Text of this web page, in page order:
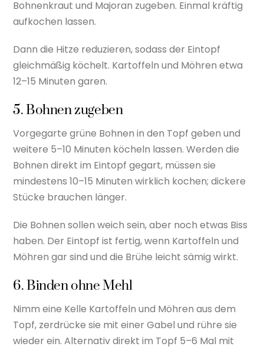
Bohnenkraut und Majoran zugeben. Einmal kräftig
aufkochen lassen.
Dann die Hitze reduzieren, sodass der Eintopf
gleichmäßig köchelt. Kartoffeln und Möhren etwa
12–15 Minuten garen.
5. Bohnen zugeben
Vorgegarte grüne Bohnen in den Topf geben und
weitere 5–10 Minuten köcheln lassen. Werden die
Bohnen direkt im Eintopf gegart, müssen sie
mindestens 10–15 Minuten wirklich kochen; dickere
Stücke brauchen länger.
Die Bohnen sollen weich sein, aber noch etwas Biss
haben. Der Eintopf ist fertig, wenn Kartoffeln und
Möhren gar sind und die Brühe leicht sämig wirkt.
6. Binden ohne Mehl
Nimm eine Kelle Kartoffeln und Möhren aus dem
Topf, zerdrücke sie mit einer Gabel und rühre sie
wieder ein. Alternativ direkt im Topf 5–6 Mal mit